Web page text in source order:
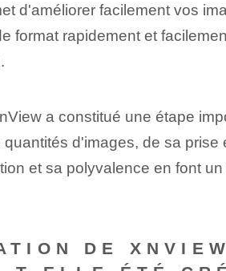
d'améliorer facilement vos
format rapidement et
a constitué une étape
quantités d'images, de sa
et sa polyvalence en font
DE